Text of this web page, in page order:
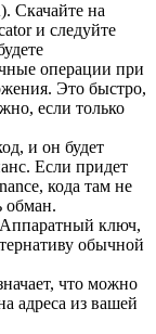
Скачайте на
и следуйте
операции при
Это быстро,
если только
и он будет
Если придет
кода там не
обман.
Аппаратный ключ,
обычной
что можно
адреса из вашей